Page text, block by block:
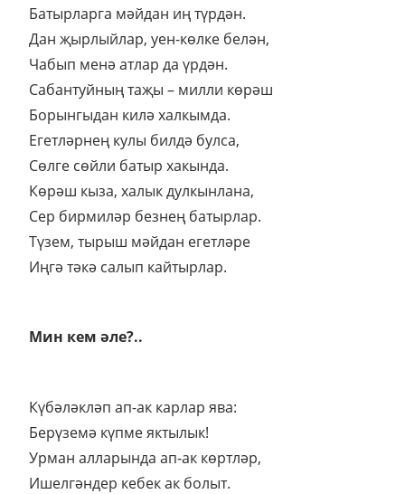
Батырларга мәйдан иң түрдән.
Дан җырлыйлар, уен-көлке белән,
Чабып менә атлар да үрдән.
Сабантуйның таҗы – милли көрәш
Борынгыдан килә халкымда.
Егетләрнең кулы билдә булса,
Сөлге сөйли батыр хакында.
Көрәш кыза, халык дулкынлана,
Сер бирмиләр безнең батырлар.
Түзем, тырыш мәйдан егетләре
Иңгә тәкә салып кайтырлар.
Мин кем әле?..
Күбәләкләп ап-ак карлар ява:
Берүземә күпме яктылык!
Урман алларында ап-ак көртләр,
Ишелгәндер кебек ак болыт.